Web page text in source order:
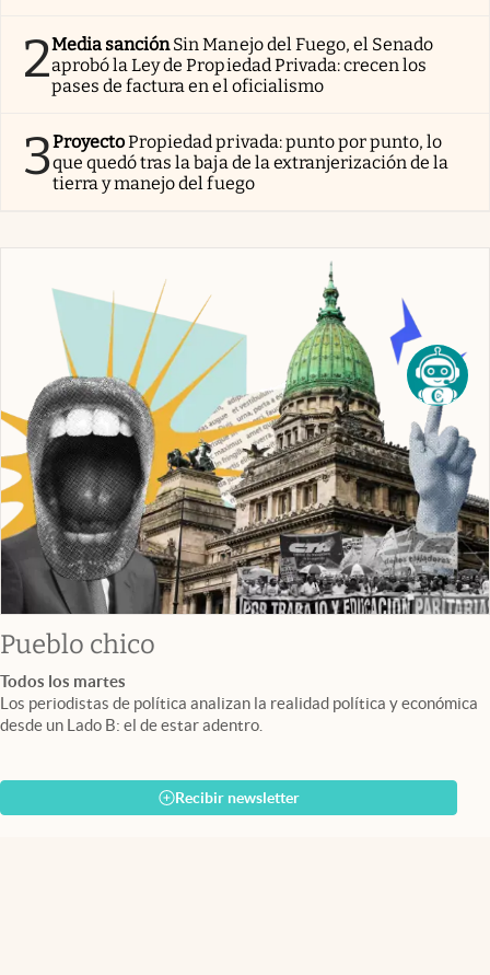
2Media sanciónSin Manejo del Fuego, el Senado
aprobó la Ley de Propiedad Privada: crecen los
pases de factura en el oficialismo
3ProyectoPropiedad privada: punto por punto, lo
que quedó tras la baja de la extranjerización de la
tierra y manejo del fuego
Pueblo chico
Todos los martes
Los periodistas de política analizan la realidad política y económica
desde un Lado B: el de estar adentro.
Recibir newsletter